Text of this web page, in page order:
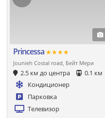
Princessa ★★★★
Jounieh Costal road, Бейт Мери
2.5 км до центра 0.1 км
Кондиционер
Парковка
Телевизор